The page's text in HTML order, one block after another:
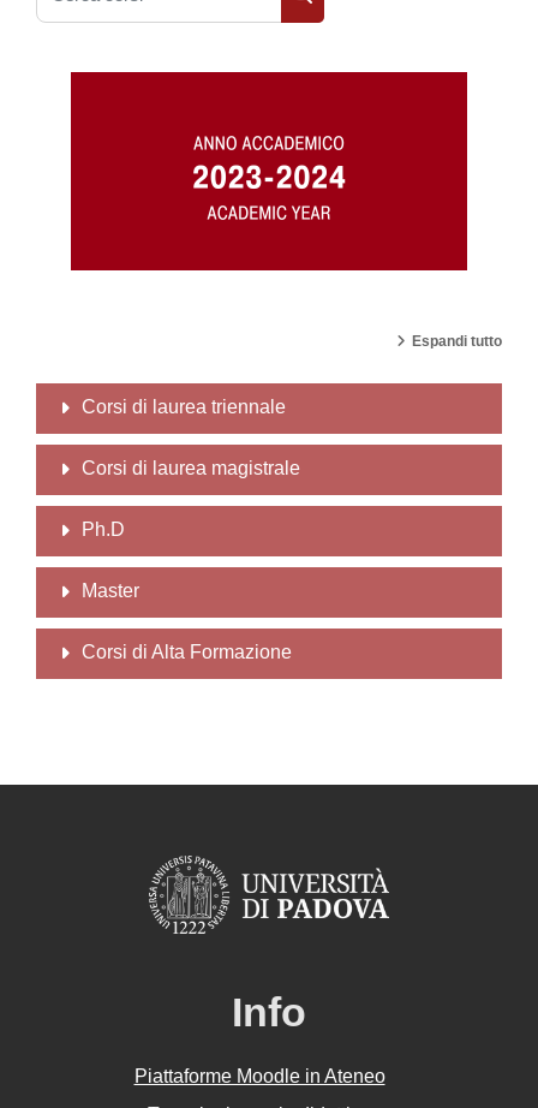
Cerca corsi
Espandi tutto
Corsi di laurea triennale
Corsi di laurea magistrale
Ph.D
Master
Corsi di Alta Formazione
Info
Piattaforme Moodle in Ateneo